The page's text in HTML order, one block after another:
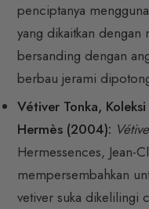
penciptanya
yang dikaitkan dengan
bersanding dengan
berbau jerami
Vétiver Tonka,
Hermès (2004):
Hermessences, Jean-
mempersembahkan
vetiver suka dikelilingi